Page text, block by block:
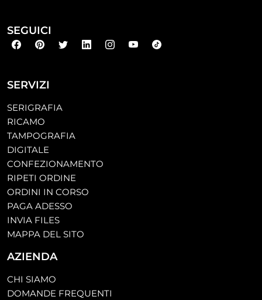
SERVIZI
SERIGRAFIA
RICAMO
TAMPOGRAFIA
DIGITALE
CONFEZIONAMENTO
RIPETI ORDINE
ORDINI IN CORSO
PAGA ADESSO
INVIA FILES
MAPPA DEL SITO
AZIENDA
CHI SIAMO
DOMANDE FREQUENTI
SEGUICI